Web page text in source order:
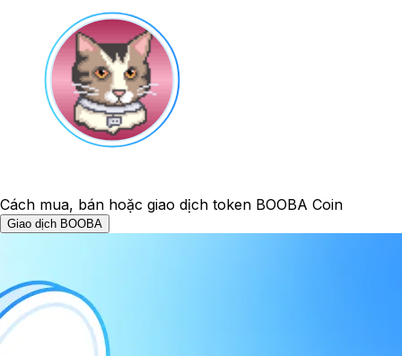
Cách mua, bán hoặc giao dịch token BOOBA Coin
Giao dịch BOOBA